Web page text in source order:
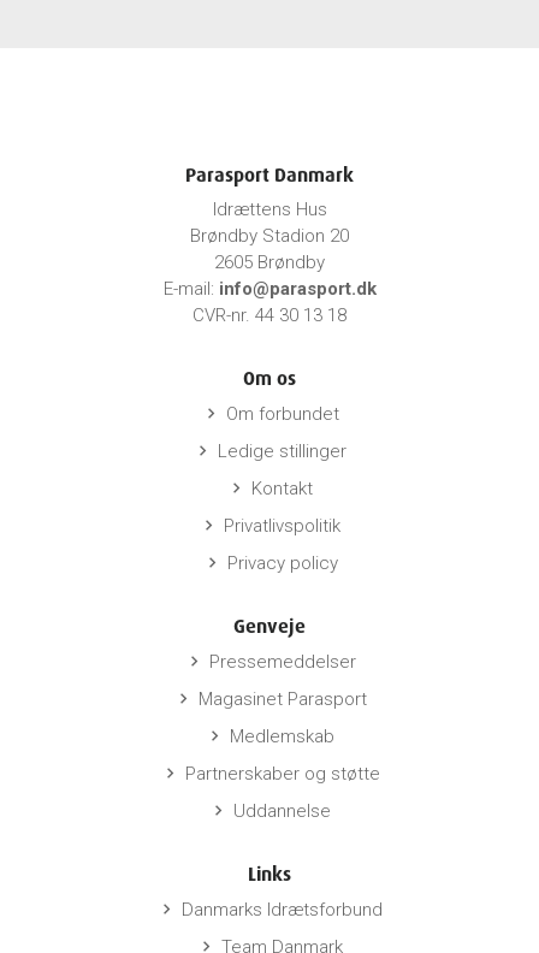
Parasport Danmark
Idrættens Hus
Brøndby Stadion 20
2605 Brøndby
E-mail: info@parasport.dk
CVR-nr. 44 30 13 18
Om os
keyboard_arrow_right Om forbundet
keyboard_arrow_right Ledige stillinger
keyboard_arrow_right Kontakt
keyboard_arrow_right Privatlivspolitik
keyboard_arrow_right Privacy policy
Genveje
keyboard_arrow_right Pressemeddelser
keyboard_arrow_right Magasinet Parasport
keyboard_arrow_right Medlemskab
keyboard_arrow_right Partnerskaber og støtte
keyboard_arrow_right Uddannelse
Links
keyboard_arrow_right Danmarks Idrætsforbund
keyboard_arrow_right Team Danmark